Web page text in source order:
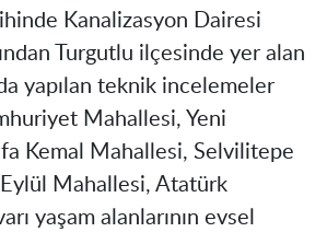
Kanalizasyon Dairesi
Turgutlu ilçesinde yer alan
yapılan teknik incelemeler
Mahallesi, Yeni
Kemal Mahallesi, Selvilitepe
Mahallesi, Atatürk
yaşam alanlarının evsel